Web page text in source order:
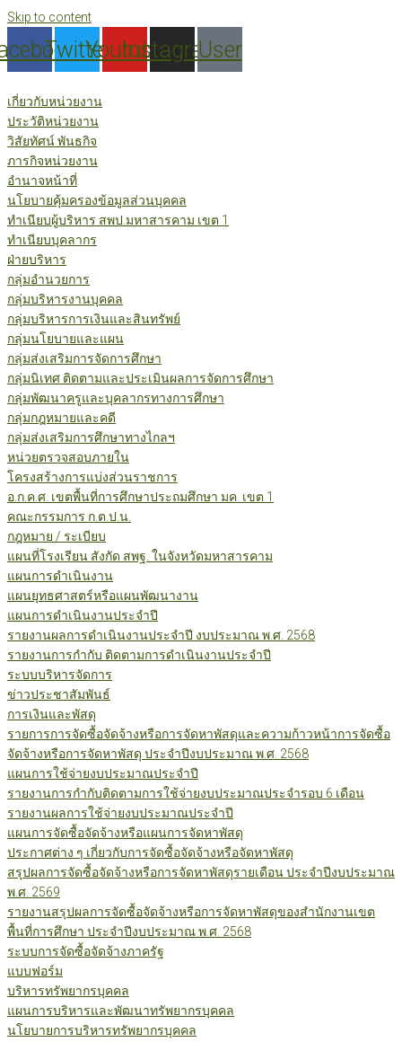
Skip to content
TwitterYoutube
Instagram
User
เกี่ยวกับหน่วยงาน
ประวัติหน่วยงาน
วิสัยทัศน์ พันธกิจ
ภารกิจหน่วยงาน
อำนาจหน้าที่
นโยบายคุ้มครองข้อมูลส่วนบุคคล
ทำเนียบผู้บริหาร สพป.มหาสารคาม เขต 1
ทำเนียบบุคลากร
ฝ่ายบริหาร
กลุ่มอำนวยการ
กลุ่มบริหารงานบุคคล
กลุ่มบริหารการเงินและสินทรัพย์
กลุ่มนโยบายและแผน
กลุ่มส่งเสริมการจัดการศึกษา
กลุ่มนิเทศ ติดตามและประเมินผลการจัดการศึกษา
กลุ่มพัฒนาครูและบุคลากรทางการศึกษา
กลุ่มกฎหมายและคดี
กลุ่มส่งเสริมการศึกษาทางไกลฯ
หน่วยตรวจสอบภายใน
โครงสร้างการแบ่งส่วนราชการ
อ.ก.ค.ศ. เขตพื้นที่การศึกษาประถมศึกษา มค. เขต 1
คณะกรรมการ ก.ต.ป.น.
กฎหมาย / ระเบียบ
แผนที่โรงเรียน สังกัด สพฐ. ในจังหวัดมหาสารคาม
แผนการดำเนินงาน
แผนยุทธศาสตร์หรือแผนพัฒนางาน
แผนการดำเนินงานประจำปี
รายงานผลการดำเนินงานประจำปี งบประมาณ พ.ศ. 2568
รายงานการกำกับ ติดตามการดำเนินงานประจำปี
ระบบบริหารจัดการ
ข่าวประชาสัมพันธ์
การเงินและพัสดุ
รายการการจัดซื้อจัดจ้างหรือการจัดหาพัสดุและความก้าวหน้าการจัดซื้อ
จัดจ้างหรือการจัดหาพัสดุ ประจำปีงบประมาณ พ.ศ. 2568
แผนการใช้จ่ายงบประมาณประจำปี
รายงานการกำกับติดตามการใช้จ่ายงบประมาณประจำรอบ 6 เดือน
รายงานผลการใช้จ่ายงบประมาณประจำปี
แผนการจัดซื้อจัดจ้างหรือแผนการจัดหาพัสดุ
ประกาศต่าง ๆ เกี่ยวกับการจัดซื้อจัดจ้างหรือจัดหาพัสดุ
สรุปผลการจัดซื้อจัดจ้างหรือการจัดหาพัสดุรายเดือน ประจำปีงบประมาณ
พ.ศ. 2569
รายงานสรุปผลการจัดซื้อจัดจ้างหรือการจัดหาพัสดุของสำนักงานเขต
พื้นที่การศึกษา ประจำปีงบประมาณ พ.ศ. 2568
ระบบการจัดซื้อจัดจ้างภาครัฐ
แบบฟอร์ม
บริหารทรัพยากรบุคคล
แผนการบริหารและพัฒนาทรัพยากรบุคคล
นโยบายการบริหารทรัพยากรบุคคล